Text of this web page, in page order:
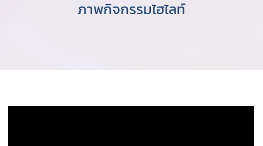
ภาพกิจกรรมไฮไลท์